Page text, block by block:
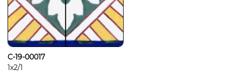
C-19-00017
1x2/1